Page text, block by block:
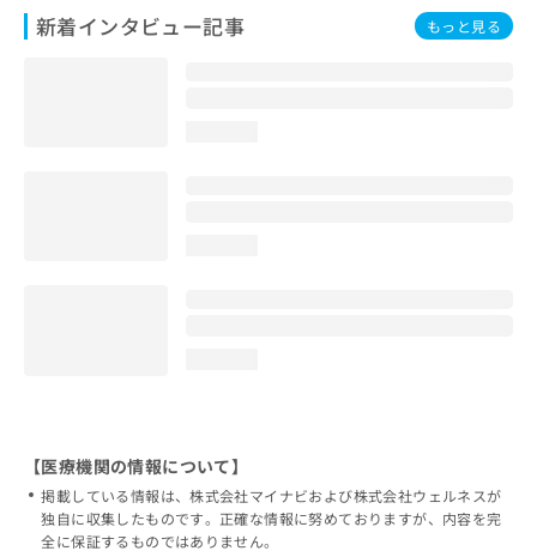
新着インタビュー記事 もっと見る
【医療機関の情報について】
掲載している情報は、株式会社マイナビおよび株式会社ウェルネスが
独自に収集したものです。正確な情報に努めておりますが、内容を完
全に保証するものではありません。